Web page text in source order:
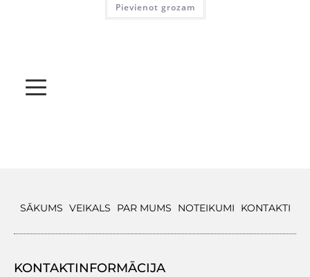
Pievienot grozam
SĀKUMS VEIKALS PAR MUMS NOTEIKUMI KONTAKTI
KONTAKTINFORMĀCIJA